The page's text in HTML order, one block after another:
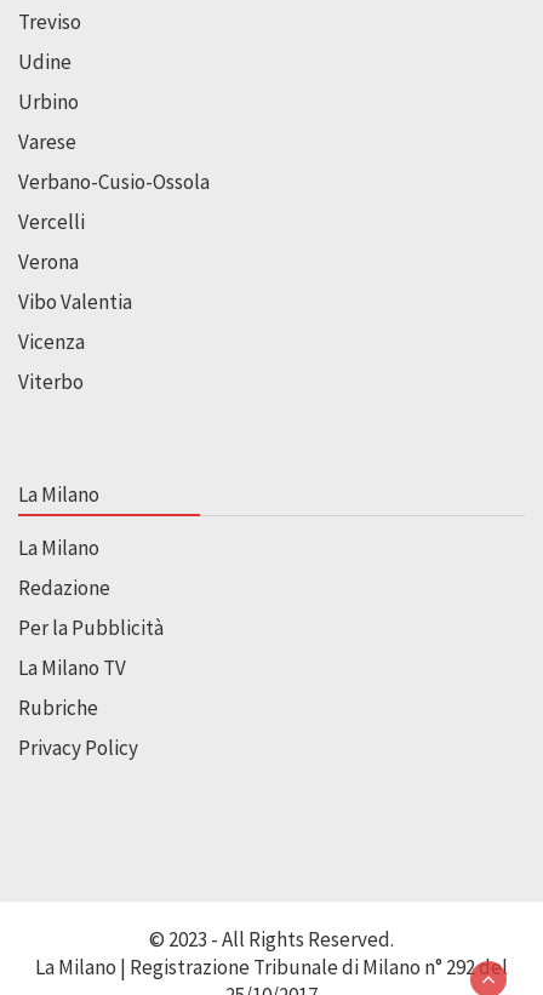
Treviso
Udine
Urbino
Varese
Verbano-Cusio-Ossola
Vercelli
Verona
Vibo Valentia
Vicenza
Viterbo
La Milano
La Milano
Redazione
Per la Pubblicità
La Milano TV
Rubriche
Privacy Policy
© 2023 - All Rights Reserved.
La Milano | Registrazione Tribunale di Milano n° 292 del